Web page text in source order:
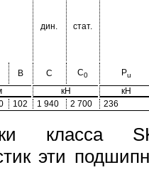
дин. стат.
B C C0 Pu
кН
кН
102 1 940 2 700 236
класса
эти